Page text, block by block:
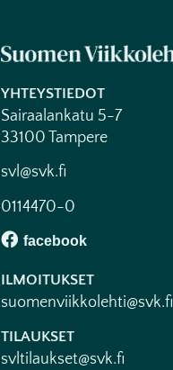
YHTEYSTIEDOT
Sairaalankatu 5-7
33100 Tampere
svl@svk.fi
0114470-0
ILMOITUKSET
suomenviikkolehti@svk.fi
TILAUKSET
svltilaukset@svk.fi